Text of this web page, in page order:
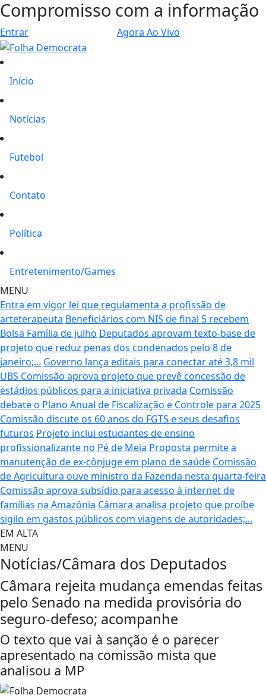
Compromisso com a informação
Entrar Agora Ao Vivo
Início
Notícias
Futebol
Contato
Política
Entretenimento/Games
MENU
Entra em vigor lei que regulamenta a profissão de
arteterapeuta Beneficiários com NIS de final 5 recebem
Bolsa Família de julho Deputados aprovam texto-base de
projeto que reduz penas dos condenados pelo 8 de
janeiro;... Governo lança editais para conectar até 3,8 mil
UBS Comissão aprova projeto que prevê concessão de
estádios públicos para a iniciativa privada Comissão
debate o Plano Anual de Fiscalização e Controle para 2025
Comissão discute os 60 anos do FGTS e seus desafios
futuros Projeto inclui estudantes de ensino
profissionalizante no Pé de Meia Proposta permite a
manutenção de ex-cônjuge em plano de saúde Comissão
de Agricultura ouve ministro da Fazenda nesta quarta-feira
Comissão aprova subsídio para acesso à internet de
famílias na Amazônia Câmara analisa projeto que proíbe
sigilo em gastos públicos com viagens de autoridades;...
EM ALTA
MENU
Notícias/Câmara dos Deputados
Câmara rejeita mudança emendas feitas
pelo Senado na medida provisória do
seguro-defeso; acompanhe
O texto que vai à sanção é o parecer
apresentado na comissão mista que
analisou a MP